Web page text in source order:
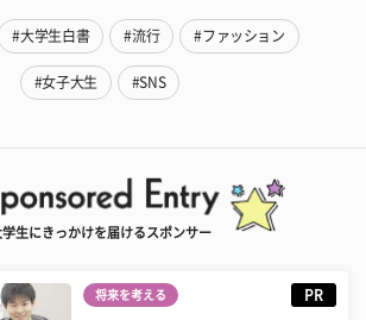
#大学生白書 #流行 #ファッション
#女子大生 #SNS
学生にきっかけを届けるスポンサー
将来を考える PR